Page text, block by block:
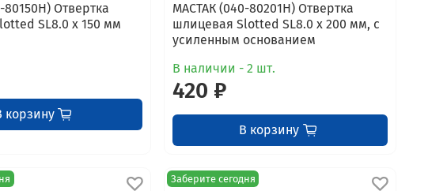
Отвертка
SL8.0 x 150 мм
корзину
МАСТАК (040-80201H) Отвертка
шлицевая Slotted SL8.0 x 200 мм, с
усиленным основанием
В наличии - 2 шт.
420 ₽
В корзину
Заберите сегодня